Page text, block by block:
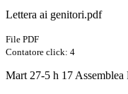
Lettera ai genitori.pdf
File PDF
Contatore click: 4
Mart 27-5 h 17